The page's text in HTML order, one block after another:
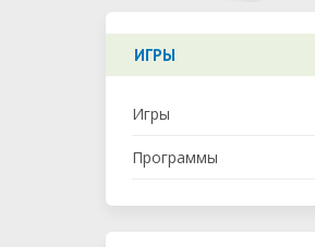
ИГРЫ
Игры
Программы